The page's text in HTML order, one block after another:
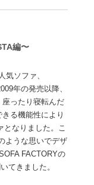
編〜
気ソファ、
年の発売以降、
ったり寝転んだ
る機能性により
となりました。こ
ような思いでデザ
FACTORYの
てきました。